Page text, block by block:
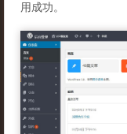
用成功。